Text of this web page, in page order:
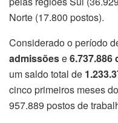
Norte (17.800 postos).
Considerado o período
admissõese6.737.886
um saldo total de
cinco primeiros meses
957.889 postos de